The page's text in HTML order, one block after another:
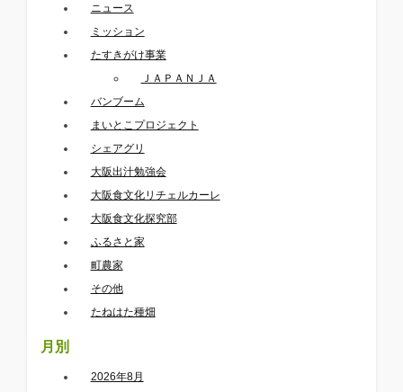
ニュース
ミッション
たすきがけ事業
ＪＡＰＡＮＪＡ
バンブーム
まいとこプロジェクト
シェアグリ
大阪出汁勉強会
大阪食文化リチェルカーレ
大阪食文化探究部
ふるさと家
町農家
その他
たねはた種畑
月別
2026年8月